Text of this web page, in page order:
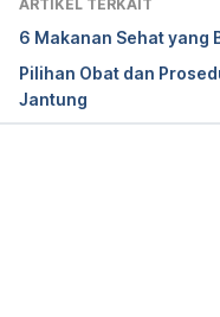
ARTIKEL TERKAIT
6 Makanan Sehat yang
Pilihan Obat dan
Jantung